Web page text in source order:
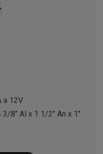
a 12V
8" Al x 1 1/2" An x 1"